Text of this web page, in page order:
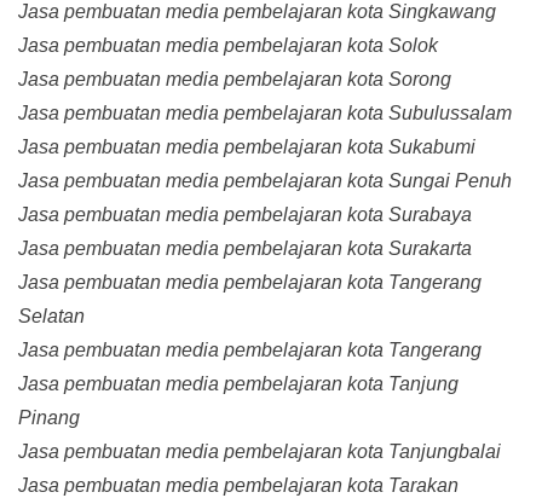
Jasa pembuatan media pembelajaran kota Singkawang
Jasa pembuatan media pembelajaran kota Solok
Jasa pembuatan media pembelajaran kota Sorong
Jasa pembuatan media pembelajaran kota Subulussalam
Jasa pembuatan media pembelajaran kota Sukabumi
Jasa pembuatan media pembelajaran kota Sungai Penuh
Jasa pembuatan media pembelajaran kota Surabaya
Jasa pembuatan media pembelajaran kota Surakarta
Jasa pembuatan media pembelajaran kota Tangerang
Selatan
Jasa pembuatan media pembelajaran kota Tangerang
Jasa pembuatan media pembelajaran kota Tanjung
Pinang
Jasa pembuatan media pembelajaran kota Tanjungbalai
Jasa pembuatan media pembelajaran kota Tarakan